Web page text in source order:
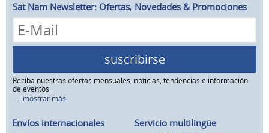
Sat Nam Newsletter: Ofertas, Novedades & Promociones
suscribirse
Reciba nuestras ofertas mensuales, noticias, tendencias e información
de eventos
...mostrar más
Envíos internacionales Servicio multilingüe